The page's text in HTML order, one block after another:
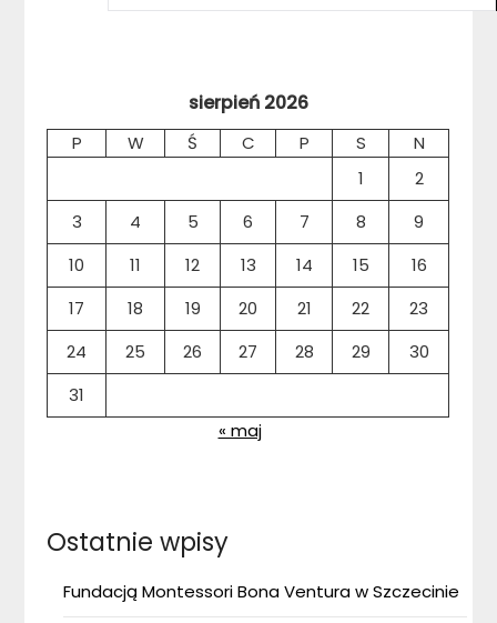
sierpień 2026
P W Ś C P S
N
1
2
3
4 5 6 7 8
9
10
11 12 13 14 15
16
17
18 19 20 21 22
23
24
25 26 27 28 29
30
31
« maj
Ostatnie wpisy
Fundacją Montessori Bona Ventura w Szczecinie